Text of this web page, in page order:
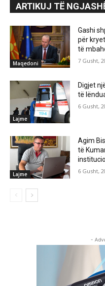
ARTIKUJ TË
Maqedoni
Gashi
për
të
7 Gusht,
Lajme
Digjet
të
6 Gusht,
Lajme
Agim
të
6 Gusht,
-